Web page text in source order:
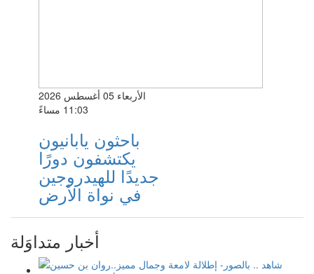
الأربعاء 05 أغسطس 2026
11:03 مساءً
باحثون يابانيون
يكتشفون دورًا
جديدًا للهيدروجين
في نواة الأرض
أخبار متداوَلة